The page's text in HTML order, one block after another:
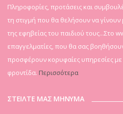
Πληροφορίες, προτάσεις και
τη στιγμή που θα θελήσουν να γίνουν
της εφηβείας του παιδιού τους...Στο
επαγγελματίες, που θα σας
προσφέρουν κορυφαίες υπηρεσίες
φροντίδα. Περισσότερα
ΣΤΕΙΛΤΕ ΜΑΣ ΜΗΝΥΜΑ